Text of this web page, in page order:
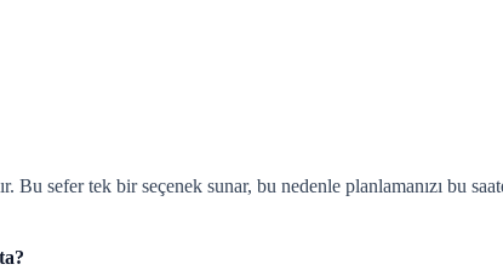
Bu sefer tek bir seçenek sunar, bu nedenle planlamanızı bu